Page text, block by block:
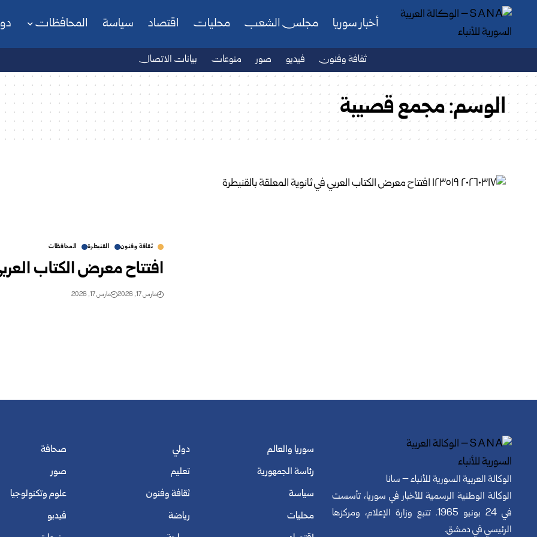
أخبار سوريا مجلس الشعب محليات اقتصاد سياسة المحافظات
ثقافة وفنون فيديو صور منوعات بيانات الاتصال
الوسم:مجمع قصيبة
ثقافة وفنون القنيطرة المحافظات
افتتاح معرض الكتاب
مارس 17, 2026 مارس 17, 2026
الوكالة العربية السورية للأنباء – سانا
الوكالة الوطنية الرسمية للأخبار في سوريا، تأسست
في 24 يونيو 1965. تتبع وزارة الإعلام، ومركزها
الرئيسي في دمشق.
سوريا والعالم
رئاسة الجمهورية
سياسة
محليات
دولي
تعليم
ثقافة وفنون
رياضة
صحافة
صور
علوم وتكنولوجيا
فيديو